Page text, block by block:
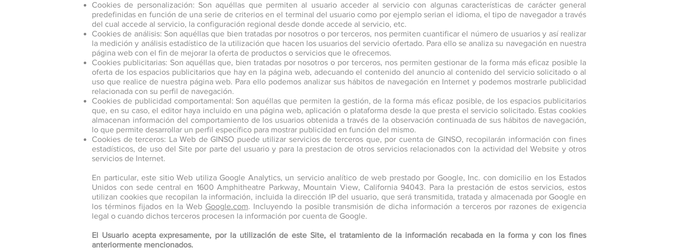
Cookies de personalización: Son aquéllas que permiten al usuario acceder al servicio con algunas características de carácter general
predefinidas en función de una serie de criterios en el terminal del usuario como por ejemplo serian el idioma, el tipo de navegador a través
del cual accede al servicio, la configuración regional desde donde accede al servicio, etc.
Cookies de análisis: Son aquéllas que bien tratadas por nosotros o por terceros, nos permiten cuantificar el número de usuarios y así realizar
la medición y análisis estadístico de la utilización que hacen los usuarios del servicio ofertado. Para ello se analiza su navegación en nuestra
página web con el fin de mejorar la oferta de productos o servicios que le ofrecemos.
Cookies publicitarias: Son aquéllas que, bien tratadas por nosotros o por terceros, nos permiten gestionar de la forma más eficaz posible la
oferta de los espacios publicitarios que hay en la página web, adecuando el contenido del anuncio al contenido del servicio solicitado o al
uso que realice de nuestra página web. Para ello podemos analizar sus hábitos de navegación en Internet y podemos mostrarle publicidad
relacionada con su perfil de navegación.
Cookies de publicidad comportamental: Son aquéllas que permiten la gestión, de la forma más eficaz posible, de los espacios publicitarios
que, en su caso, el editor haya incluido en una página web, aplicación o plataforma desde la que presta el servicio solicitado. Estas cookies
almacenan información del comportamiento de los usuarios obtenida a través de la observación continuada de sus hábitos de navegación,
lo que permite desarrollar un perfil específico para mostrar publicidad en función del mismo.
Cookies de terceros: La Web de GINSO puede utilizar servicios de terceros que, por cuenta de GINSO, recopilarán información con fines
estadísticos, de uso del Site por parte del usuario y para la prestacion de otros servicios relacionados con la actividad del Website y otros
servicios de Internet.
En particular, este sitio Web utiliza Google Analytics, un servicio analítico de web prestado por Google, Inc. con domicilio en los Estados
Unidos con sede central en 1600 Amphitheatre Parkway, Mountain View, California 94043. Para la prestación de estos servicios, estos
utilizan cookies que recopilan la información, incluida la dirección IP del usuario, que será transmitida, tratada y almacenada por Google en
los términos fijados en la Web Google.com. Incluyendo la posible transmisión de dicha información a terceros por razones de exigencia
legal o cuando dichos terceros procesen la información por cuenta de Google.
El Usuario acepta expresamente, por la utilización de este Site, el tratamiento de la información recabada en la forma y con los fines
anteriormente mencionados.